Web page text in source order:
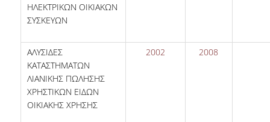
ΗΛΕΚΤΡΙΚΩΝ ΟΙΚΙΑΚΩΝ
ΣΥΣΚΕΥΩΝ
ΑΛΥΣΙΔΕΣ
ΚΑΤΑΣΤΗΜΑΤΩΝ
ΛΙΑΝΙΚΗΣ ΠΩΛΗΣΗΣ
ΧΡΗΣΤΙΚΩΝ ΕΙΔΩΝ
ΟΙΚΙΑΚΗΣ ΧΡΗΣΗΣ
2002 2008